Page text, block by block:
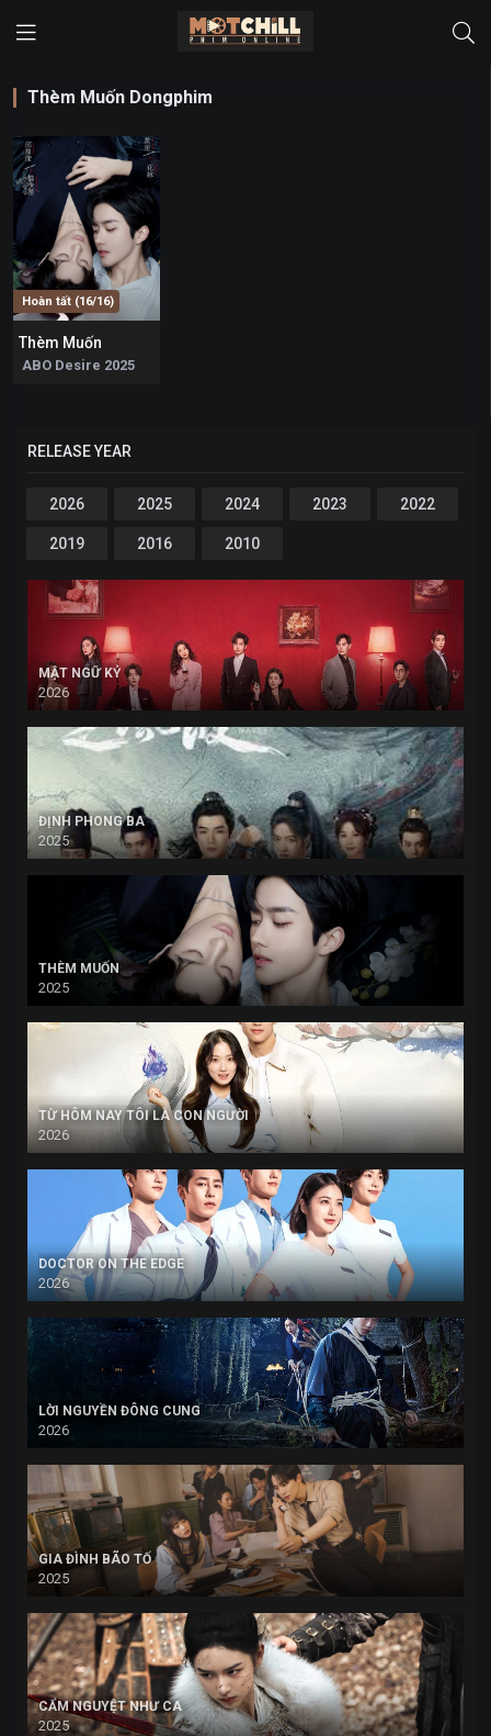
Thèm Muốn Dongphim
Hoàn tất (16/16)
Thèm Muốn
ABO Desire 2025
RELEASE YEAR
2026 2025 2024 2023 2022
2019 2016 2010
MẬT NGỮ KỶ
2026
ĐỊNH PHONG BA
2025
THÈM MUỐN
2025
TỪ HÔM NAY TÔI LÀ CON NGƯỜI
2026
DOCTOR ON THE EDGE
2026
LỜI NGUYỀN ĐÔNG CUNG
2026
GIA ĐÌNH BÃO TỐ
2025
CẨM NGUYỆT NHƯ CA
2025